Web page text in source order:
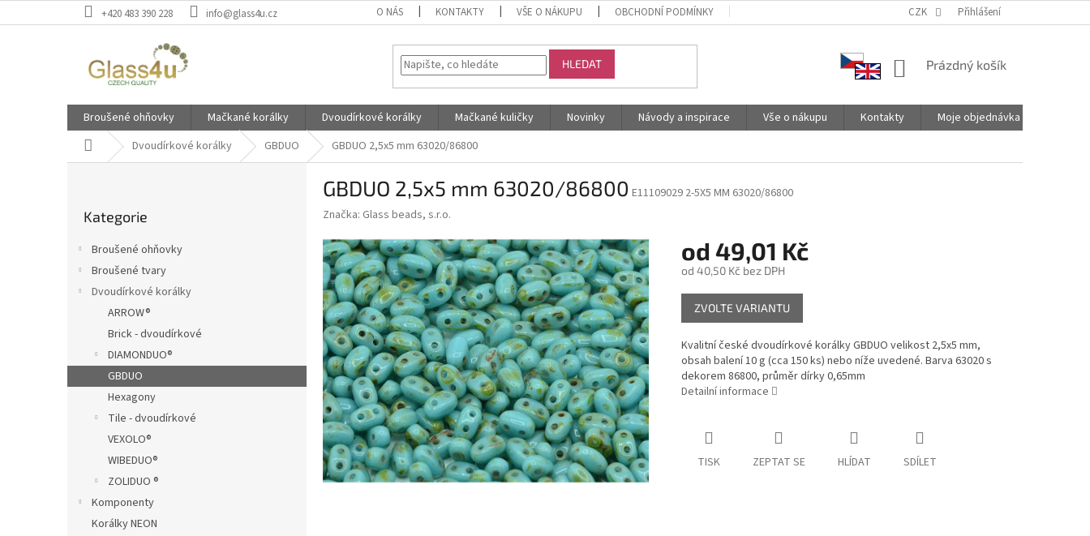
na
+420 483 390 228 info@glass4u.cz O NÁS KONTAKTY VŠE O NÁKUPU OBCHODNÍ PODMÍNKY PODMÍNKY OCHRANY OSOBNÍCH ÚDAJŮ SPOLUPRACUJEME
CZK Přihlášení
HLEDAT
NÁKUPNÍ
Prázdný košík
Broušené ohňovky Mačkané korálky Dvoudírkové korálky Mačkané kuličky Novinky Návody a inspirace Vše o nákupu Kontakty
Moje objednávka
Domů Dvoudírkové korálky GBDUO GBDUO 2,5x5 mm 63020/86800
n
e
kategorie
Kategorie
Broušené ohňovky
Broušené tvary
Dvoudírkové korálky
ARROW®
Brick - dvoudírkové
DIAMONDUO®
GBDUO
Hexagony
Tile - dvoudírkové
VEXOLO®
WIBEDUO®
ZOLIDUO ®
Komponenty
Korálky NEON
GBDUO 2,5x5 mm 63020/86800 E11109029 2-5X5 MM 63020/86800
Značka: Glass beads, s.r.o.
od 49,01 Kč
od 40,50 Kčbez DPH
Měrná
cena:
ZVOLTE VARIANTU
Kvalitní české dvoudírkové korálky GBDUO velikost 2,5x5 mm,
obsah balení 10 g (cca 150 ks) nebo níže uvedené. Barva 63020 s
dekorem 86800, průměr dírky 0,65mm
Detailní informace
TISK ZEPTAT SE HLÍDAT SDÍLET